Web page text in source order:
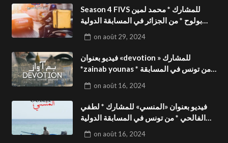
Season 4 FIVS للمشارك * محمد لمين
بولوح * من الجزائر في المسابقة الدولية
بالمهرجان الدولي للفيدوهات
on août 29, 2024
فيديو بعنوان «devotion » للمشارك
*zainab younas * من تونس في المسابقة
التوعوية Season 4 FIVS
on août 16, 2024
فيديو بعنوان «المنسي» للمشارك * لطفي
الفالحي * من تونس في المسابقة الدولية
بالمهرجان الدولي للفيدوهات التوعوية
Season 4 FIVS
on août 16, 2024